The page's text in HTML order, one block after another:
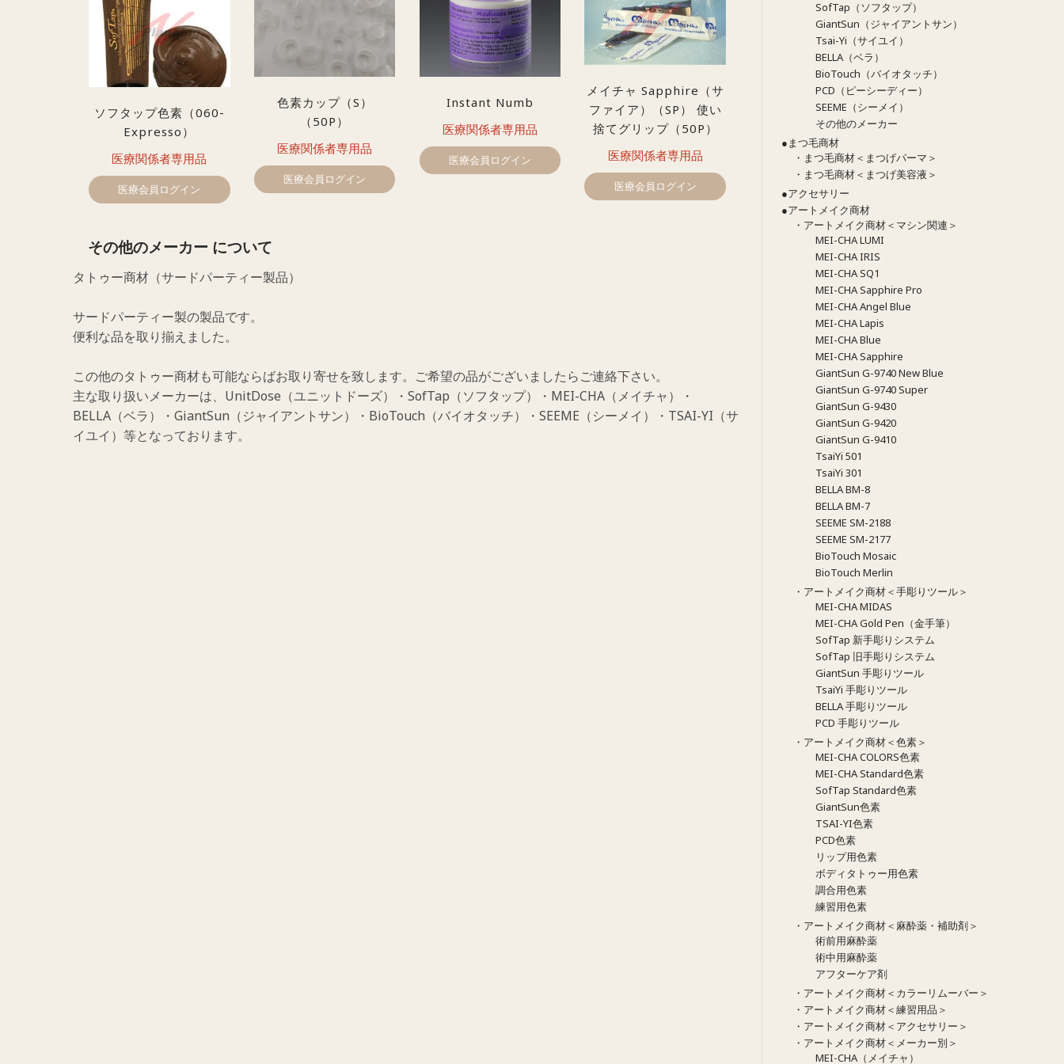
ソフタップ色素（060-
Expresso）
医療関係者専用品
医療会員ログイン
色素カップ（S）
（50P）
医療関係者専用品
医療会員ログイン
Instant Numb
医療関係者専用品
医療会員ログイン
メイチャ Sapphire（サ
ファイア）（SP） 使い
捨てグリップ（50P）
医療関係者専用品
医療会員ログイン
その他のメーカー について
タトゥー商材（サードパーティー製品）
サードパーティー製の製品です。
便利な品を取り揃えました。
この他のタトゥー商材も可能ならばお取り寄せを致します。ご希望の品がございましたらご連絡下さい。
主な取り扱いメーカーは、UnitDose（ユニットドーズ）・SofTap（ソフタップ）・MEI-CHA（メイチャ）・
BELLA（ベラ）・GiantSun（ジャイアントサン）・BioTouch（バイオタッチ）・SEEME（シーメイ）・TSAI-YI（サ
イユイ）等となっております。
SofTap（ソフタップ）
GiantSun（ジャイアントサン）
Tsai-Yi（サイユイ）
BELLA（ベラ）
BioTouch（バイオタッチ）
PCD（ピーシーディー）
SEEME（シーメイ）
その他のメーカー
●まつ毛商材
・まつ毛商材＜まつげパーマ＞
・まつ毛商材＜まつげ美容液＞
●アクセサリー
●アートメイク商材
・アートメイク商材＜マシン関連＞
MEI-CHA LUMI
MEI-CHA IRIS
MEI-CHA SQ1
MEI-CHA Sapphire Pro
MEI-CHA Angel Blue
MEI-CHA Lapis
MEI-CHA Blue
MEI-CHA Sapphire
GiantSun G-9740 New Blue
GiantSun G-9740 Super
GiantSun G-9430
GiantSun G-9420
GiantSun G-9410
TsaiYi 501
TsaiYi 301
BELLA BM-8
BELLA BM-7
SEEME SM-2188
SEEME SM-2177
BioTouch Mosaic
BioTouch Merlin
・アートメイク商材＜手彫りツール＞
MEI-CHA MIDAS
MEI-CHA Gold Pen（金手筆）
SofTap 新手彫りシステム
SofTap 旧手彫りシステム
GiantSun 手彫りツール
TsaiYi 手彫りツール
BELLA 手彫りツール
PCD 手彫りツール
・アートメイク商材＜色素＞
MEI-CHA COLORS色素
MEI-CHA Standard色素
SofTap Standard色素
GiantSun色素
TSAI-YI色素
PCD色素
リップ用色素
ボディタトゥー用色素
調合用色素
練習用色素
・アートメイク商材＜麻酔薬・補助剤＞
術前用麻酔薬
術中用麻酔薬
アフターケア剤
・アートメイク商材＜カラーリムーバー＞
・アートメイク商材＜練習用品＞
・アートメイク商材＜アクセサリー＞
・アートメイク商材＜メーカー別＞
MEI-CHA（メイチャ）